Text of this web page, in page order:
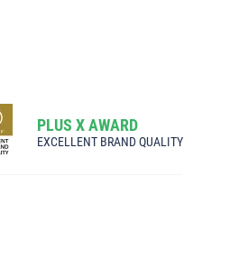
PLUS X AWARD
EXCELLENT BRAND QUALITY